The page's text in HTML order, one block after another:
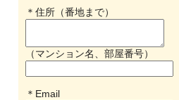
＊住所（番地まで）
（マンション名、部屋番号）
＊Email